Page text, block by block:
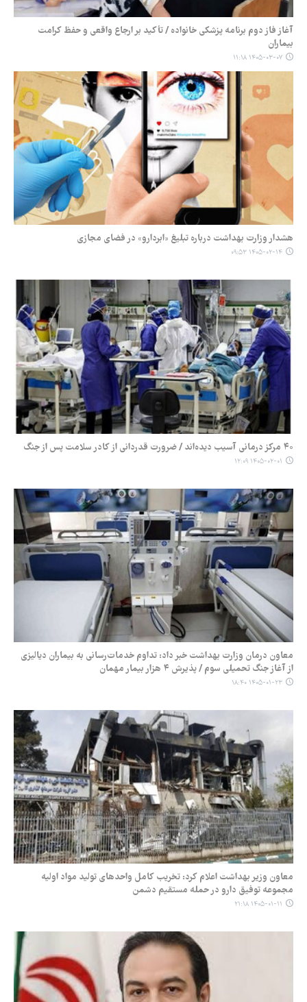
آغاز فاز دوم برنامه پزشکی خانواده / تأکید بر ارجاع واقعی و حفظ کرامت
بیماران
۱۴۰۵-۰۳-۰۷ ۱۱:۱۸
هشدار وزارت بهداشت درباره تبلیغ «ابردارو» در فضای مجازی
۱۴۰۵-۰۲-۱۴ ۰۹:۵۳
۴۰ مرکز درمانی آسیب دیده‌اند / ضرورت قدردانی از کادر سلامت پس از جنگ
۱۴۰۵-۰۲-۰۱ ۱۲:۰۹
معاون درمان وزارت بهداشت خبر داد: تداوم خدمات‌رسانی به بیماران دیالیزی
از آغاز جنگ تحمیلی سوم / پذیرش ۴ هزار بیمار مهمان
۱۴۰۵-۰۱-۲۳ ۱۸:۴۰
معاون وزیر بهداشت اعلام کرد: تخریب کامل واحدهای تولید مواد اولیه
مجموعه توفیق دارو در حمله مستقیم دشمن
۱۴۰۵-۰۱-۱۱ ۲۱:۱۸